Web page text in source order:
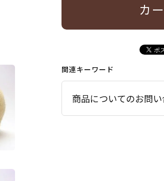
カ
関連キーワード
商品についてのお問